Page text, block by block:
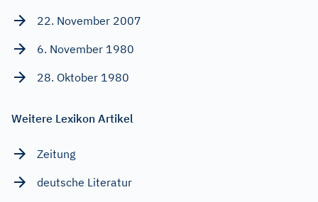
22. November 2007
6. November 1980
28. Oktober 1980
Weitere Lexikon Artikel
Zeitung
deutsche Literatur